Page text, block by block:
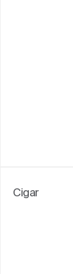
Cigar